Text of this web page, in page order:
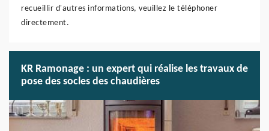
recueillir d'autres informations, veuillez le téléphoner
directement.
KR Ramonage : un expert qui réalise les travaux de
pose des socles des chaudières